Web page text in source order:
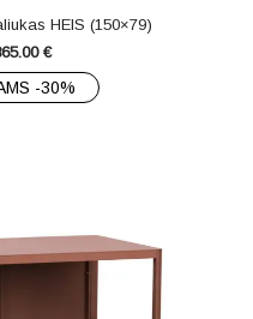
HEIS (150×79)
€
-30%